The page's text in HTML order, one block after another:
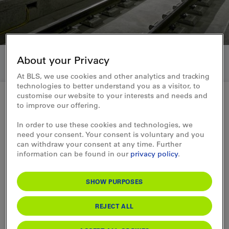
Jahresergebnisse BLS Cargo
2012: Streckenunterbrüche und
starker Franken stoppen
Aufwärtstrend
BLS Cargo hat im 2012 einen Rückgang der
About your Privacy
At BLS, we use cookies and other analytics and tracking
technologies to better understand you as a visitor, to
customise our website to your interests and needs and
to improve our offering.
In order to use these cookies and technologies, we
need your consent. Your consent is voluntary and you
can withdraw your consent at any time. Further
information can be found in our privacy policy.
SHOW PURPOSES
REJECT ALL